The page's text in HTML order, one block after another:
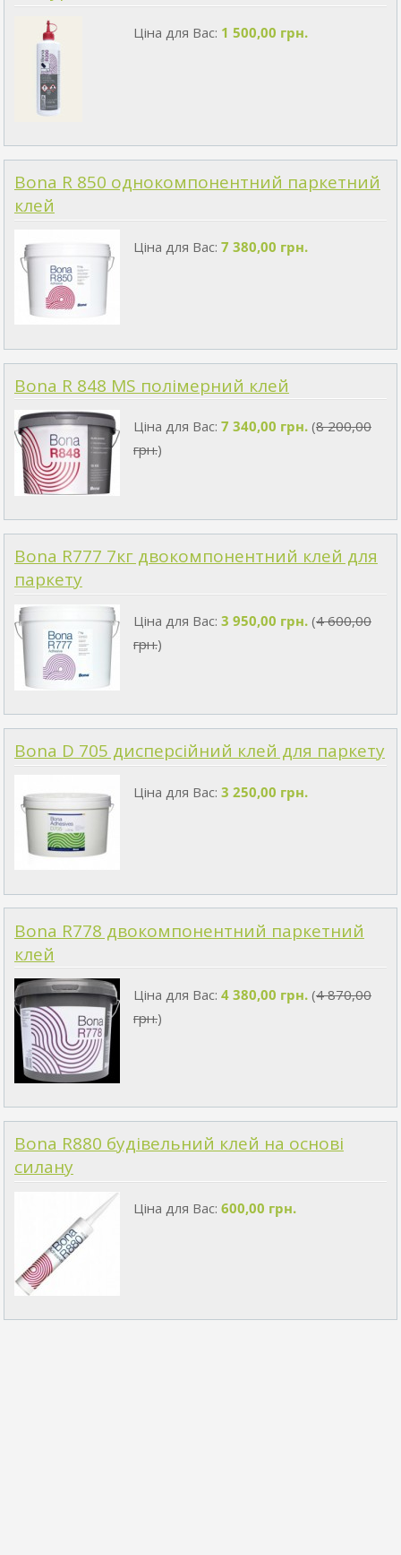
Ціна для Вас: 1 500,00 грн.
Bona R 850 однокомпонентний паркетний
клей
Ціна для Вас: 7 380,00 грн.
Bona R 848 MS полімерний клей
Ціна для Вас: 7 340,00 грн.(8 200,00
грн.)
Bona R777 7кг двокомпонентний клей для
паркету
Ціна для Вас: 3 950,00 грн.(4 600,00
грн.)
Bona D 705 дисперсійний клей для паркету
Ціна для Вас: 3 250,00 грн.
Bona R778 двокомпонентний паркетний
клей
Ціна для Вас: 4 380,00 грн.(4 870,00
грн.)
Bona R880 будівельний клей на основі
силану
Ціна для Вас: 600,00 грн.